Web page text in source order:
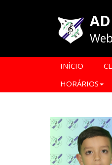
INÍCIO
HORÁRIOS